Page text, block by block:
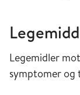
Legemidler
symptomer og